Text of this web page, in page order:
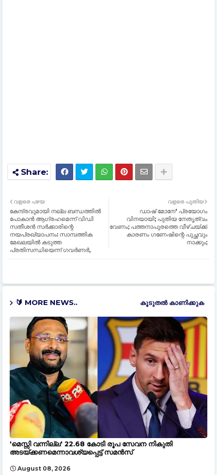
വളരെ പുതിയ
ഡാഷ് മോനേ' പ്രയോഗം
വിനയായി; പുതിയ നേതൃത്വം
വേണം; പത്തനാപുരത്തെ വീഴ്ചയ്ക്ക്
കാരണം ഗണേഷിന്റെ പുച്ഛവും
നാക്കും;
വളരെ പഴയ
കേന്ദ്രവുമായി നല്ല ബന്ധത്തില്‍
പോകാന്‍ ആഗ്രഹമെന്ന് വിഡി
സതീശന്‍ സര്‍ക്കാരിന്റെ
നയപ്രഖ്യാപനം: സാമ്പത്തിക
മേഖലയില്‍ കടുത്ത
പ്രതിസന്ധിയെന്ന് ഗവര്‍ണര്‍,
🔰 MORE NEWS.. കൂടുതൽ‍ കാണിക്കുക
'മെസ്സി വന്നില്ല' 22.68 കോടി രൂപ സേവന നികുതി
അടയ്ക്കണമെന്നാവശ്യപ്പെട്ട് സമൻസ്
August 08, 2026